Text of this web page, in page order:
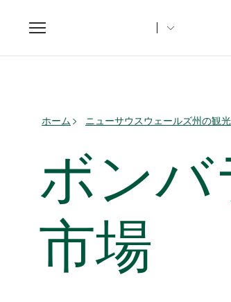
Toggle
navigation
ホーム ニューサウスウェールズ州の観
ボンバ
市場